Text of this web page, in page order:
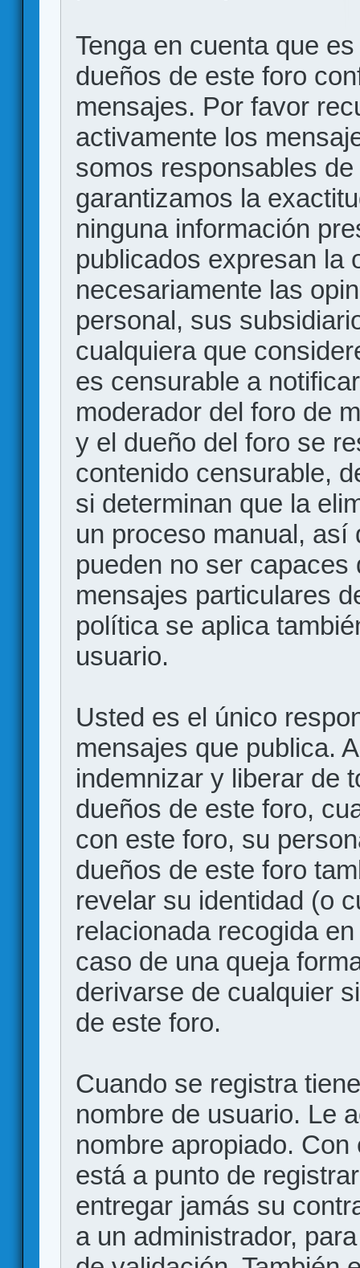
Tenga en cuenta que
dueños de este foro
mensajes. Por favor
activamente los
somos responsables
garantizamos la
ninguna información
publicados expresan la
necesariamente las
personal, sus
cualquiera que
es censurable a
moderador del foro de
y el dueño del foro se
contenido censurable,
si determinan que la
un proceso manual, así
pueden no ser
mensajes particulares
política se aplica
usuario.
Usted es el único
mensajes que publica.
indemnizar y liberar de
dueños de este foro,
con este foro, su
dueños de este foro
revelar su identidad (o
relacionada recogida
caso de una queja
derivarse de cualquier
de este foro.
Cuando se registra
nombre de usuario. Le
nombre apropiado.
está a punto de
entregar jamás su
a un administrador,